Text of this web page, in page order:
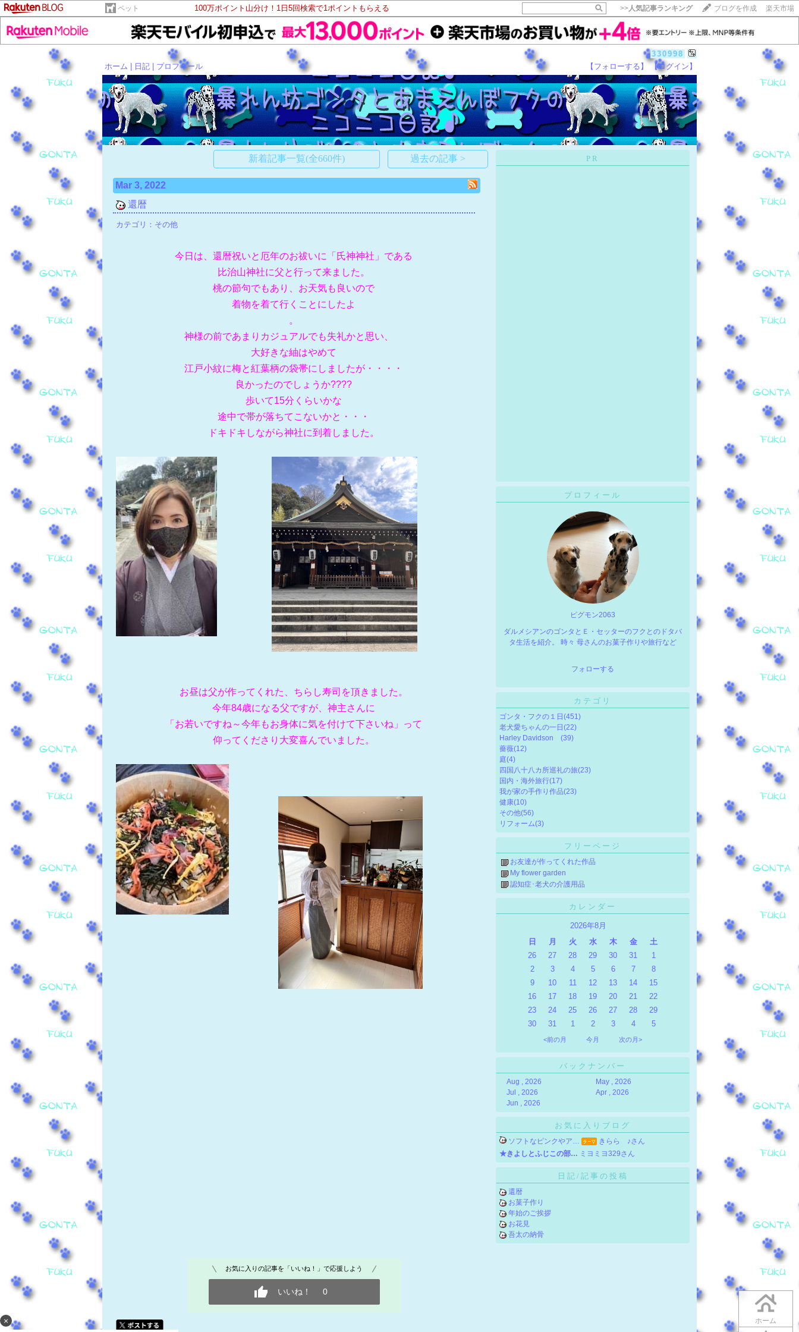
ペット 100万ポイント山分け！1日5回検索で1ポイントもらえる >>人気記事ランキング ブログを作成 楽天市場
330998
ホーム
日記 プロフィール 【フォローする】 【ログイン】
ホーム
15記事にいいね！で1ポイント
10秒滞在
いいね!
新着記事一覧(全660件) 過去の記事 >
Mar 3, 2022
還暦
カテゴリ： その他
​今日は、還暦祝いと厄年のお祓いに「氏神神社」である
比治山神社に父と行って来ました。
桃​の節句でもあり、お天気も良いので
着物を着て行くことにしたよ
。
神様の前であまりカジュアルでも失礼かと思い、
大好きな紬はやめて
江戸小紋に梅と紅葉柄の袋帯にしましたが・・・・
良かったのでしょうか????
歩いて15分くらいかな
途中で帯が落ちてこないかと・・・
ドキドキしながら神社に到着しました。
お昼は父が作ってくれた、ちらし寿司を頂きました。​
今年84歳になる父ですが、神主さんに
「お若いですね～今年もお身体に気を付けて下さいね」って
仰ってくださり大変喜んでいました。
お気に入りの記事を「いいね！」で応援しよう
いいね！ 0
PR
×
プロフィール
ピグモン2063
ダルメシアンのゴンタとＥ・セッターのフクとのドタバ
タ生活を紹介。 時々 母さんのお菓子作りや旅行など
フォローする
カテゴリ
ゴンタ・フクの１日 (451)
老犬愛ちゃんの一日 (22)
Harley Davidson (39)
薔薇(12)
庭(4)
四国八十八カ所巡礼の旅(23)
国内・海外旅行(17)
我が家の手作り作品(23)
健康(10)
その他(56)
リフォーム(3)
フリーページ
お友達が作ってくれた作品
My flower garden
認知症･老犬の介護用品
カレンダー
2026年8月
日
月 火 水 木 金
土
26
27 28 29 30 31
1
2
3 4 5 6 7
8
9
10 11 12 13 14
15
16
17 18 19 20 21
22
23
24 25 26 27 28
29
30
31 1 2 3 4 5
<前の月 今月 次の月>
バックナンバー
Aug , 2026
Jul , 2026
Jun , 2026
May , 2026
Apr , 2026
お気に入りブログ
ソフトなピンクやア…
きらら ♪さん
★きよしとふじこの部… ミヨミヨ329さん
日記/記事の投稿
還暦
お菓子作り
年始のご挨拶
お花見
吾太の納骨